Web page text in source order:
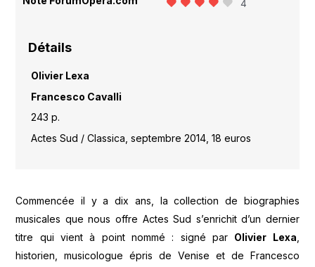
4
Détails
Olivier Lexa
Francesco Cavalli
243 p.
Actes Sud / Classica, septembre 2014, 18 euros
Commencée il y a dix ans, la collection de biographies
musicales que nous offre Actes Sud s’enrichit d’un dernier
titre qui vient à point nommé : signé par Olivier Lexa,
historien, musicologue épris de Venise et de Francesco